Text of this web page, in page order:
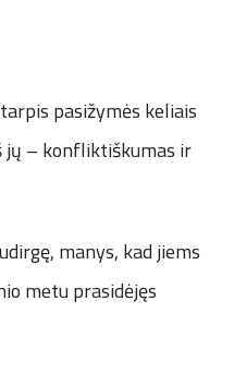
pasižymės keliais
jų – konfliktiškumas ir
manys, kad jiems
metu prasidėjęs